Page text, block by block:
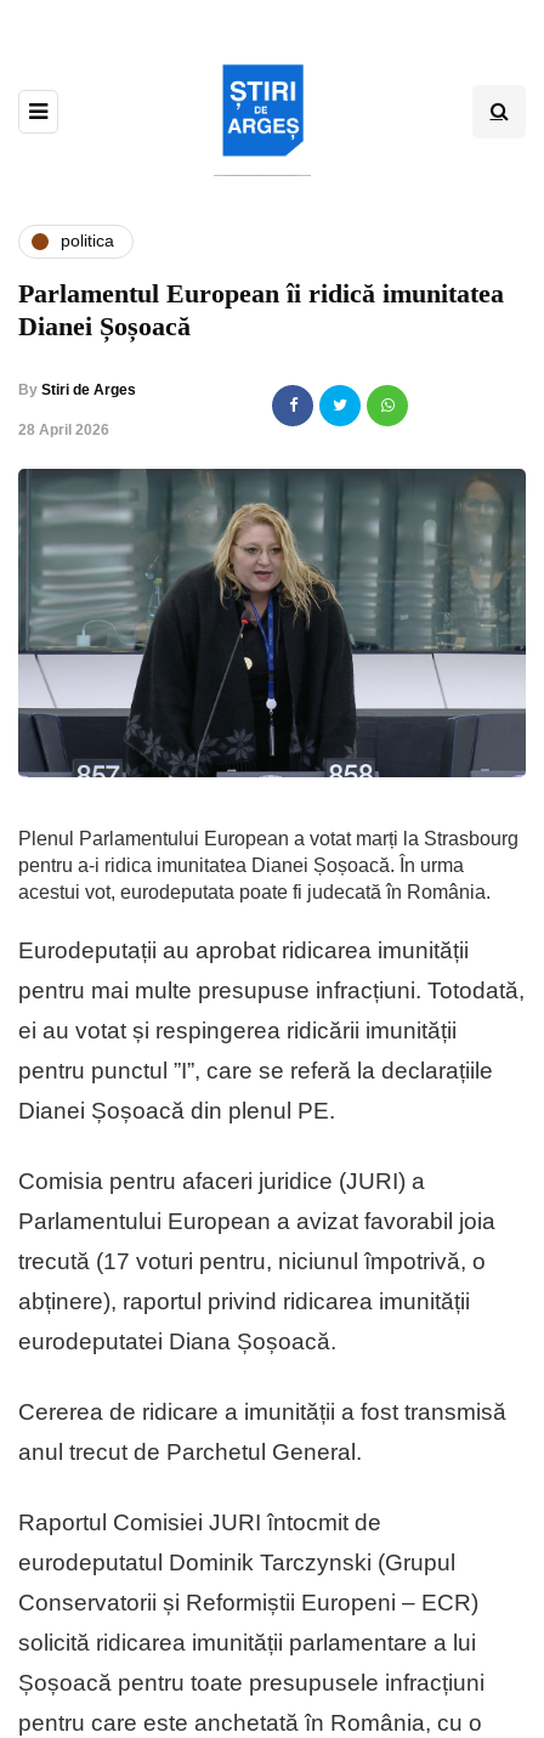
politica
Parlamentul European îi ridică imunitatea
Dianei Șoșoacă
By Stiri de Arges
,28 April 2026
Plenul Parlamentului European a votat marți la Strasbourg
pentru a-i ridica imunitatea Dianei Șoșoacă. În urma
acestui vot, eurodeputata poate fi judecată în România.
Eurodeputații au aprobat ridicarea imunității
pentru mai multe presupuse infracțiuni. Totodată,
ei au votat și respingerea ridicării imunității
pentru punctul ”I”, care se referă la declarațiile
Dianei Șoșoacă din plenul PE.
Comisia pentru afaceri juridice (JURI) a
Parlamentului European a avizat favorabil joia
trecută (17 voturi pentru, niciunul împotrivă, o
abținere), raportul privind ridicarea imunității
eurodeputatei Diana Șoșoacă.
Cererea de ridicare a imunității a fost transmisă
anul trecut de Parchetul General.
Raportul Comisiei JURI întocmit de
eurodeputatul Dominik Tarczynski (Grupul
Conservatorii și Reformiștii Europeni – ECR)
solicită ridicarea imunității parlamentare a lui
Șoșoacă pentru toate presupusele infracțiuni
pentru care este anchetată în România, cu o